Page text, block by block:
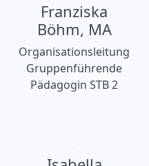
Franziska
Böhm, MA
Organisationsleitung
Gruppenführende
Pädagogin STB 2